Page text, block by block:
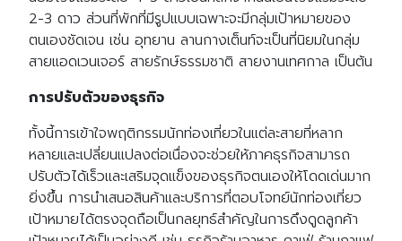
2-3 ดาว ส่วนที่พักที่มีรูปแบบเฉพาะจะมีกลุ่มเป้าหมายของ
ตนเองชัดเจน เช่น อุทยาน ลานกางเต็นท์จะเป็นที่นิยมในกลุ่ม
สายแอดเวนเจอร์ สายรักษ์ธรรมชาติ สายงานเทศกาล เป็นต้น
การปรับตัวของธุรกิจ
ทั้งนี้การเข้าใจพฤติกรรมนักท่องเที่ยวในแต่ละสายที่หลาก
หลายและเปลี่ยนแปลงต่อเนื่องจะช่วยให้ภาคธุรกิจสามารถ
ปรับตัวได้เร็วและเสริมจุดแข็งของธุรกิจตนเองให้โดดเด่นมาก
ยิ่งขึ้น การนำเสนอสินค้าและบริการที่ตอบโจทย์นักท่องเที่ยว
เป้าหมายได้ตรงจุดถือเป็นกลยุทธ์สำคัญในการดึงดูดลูกค้า